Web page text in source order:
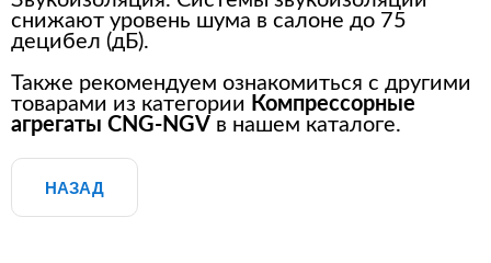
снижают уровень шума в салоне до 75
децибел (дБ).
Также рекомендуем ознакомиться с другими
товарами из категории Компрессорные
агрегаты CNG-NGVв нашем каталоге.
НАЗАД